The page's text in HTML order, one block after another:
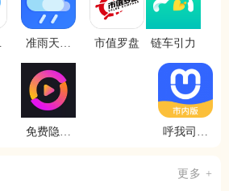
准雨天气
市值罗盘 链车引力
免费隐私
呼我司机
更多 +